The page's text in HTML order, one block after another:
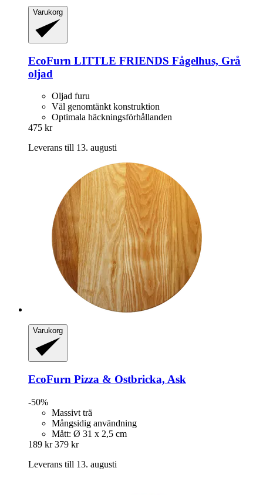
Varukorg
EcoFurn LITTLE FRIENDS Fågelhus, Grå
oljad
Oljad furu
Väl genomtänkt konstruktion
Optimala häckningsförhållanden
475 kr
Leverans till 13. augusti
Varukorg
EcoFurn Pizza & Ostbricka, Ask
-50%
Massivt trä
Mångsidig användning
Mått: Ø 31 x 2,5 cm
189 kr 379 kr
Leverans till 13. augusti